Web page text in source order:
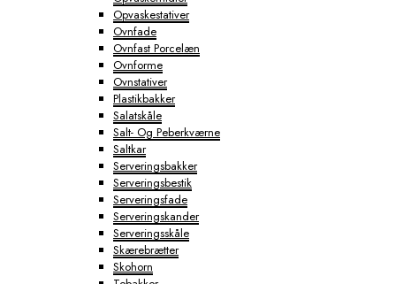
Opvaskestativer
Ovnfade
Ovnfast Porcelæn
Ovnforme
Ovnstativer
Plastikbakker
Salatskåle
Salt- Og Peberkværne
Saltkar
Serveringsbakker
Serveringsbestik
Serveringsfade
Serveringskander
Serveringsskåle
Skærebrætter
Skohorn